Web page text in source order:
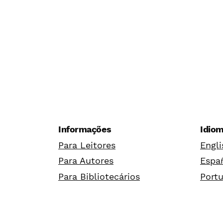
Informações
Para Leitores
Para Autores
Para Bibliotecários